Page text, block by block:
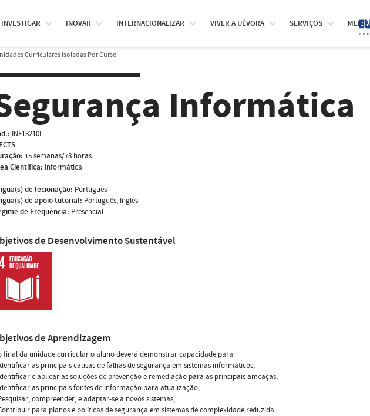
INVESTIGAR INOVAR INTERNACIONALIZAR VIVER A UÉVORA SERVIÇOS MEDIA
Curriculares Isoladas Por Curso
Informática
INF13210L
15 semanas/78 horas
Científica: Informática
de lecionação: Português
de apoio tutorial: Português, Inglês
de Frequência: Presencial
de Desenvolvimento Sustentável
de Aprendizagem
final da unidade curricular o aluno deverá demonstrar capacidade para:
as principais causas de falhas de segurança em sistemas informáticos;
e aplicar as soluções de prevenção e remediação para as principais ameaças;
as principais fontes de informação para atualização;
compreender, e adaptar-se a novos sistemas;
para planos e políticas de segurança em sistemas de complexidade reduzida.